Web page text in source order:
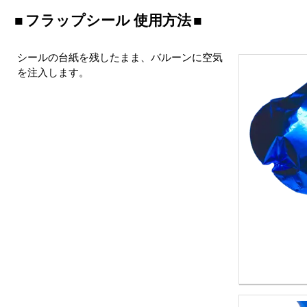
フラップシール 使用方法
シールの台紙を残したまま、バルーンに空気
を注入します。